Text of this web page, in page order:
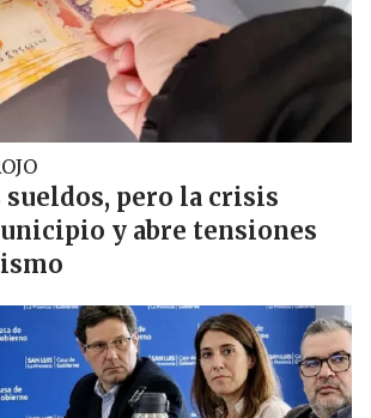
sueldos, pero la crisis
y abre tensiones